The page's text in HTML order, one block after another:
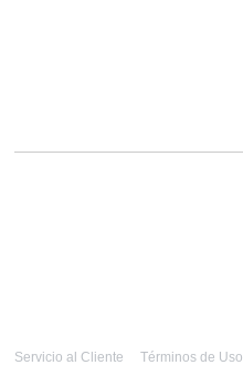
Servicio al Cliente Términos de Uso